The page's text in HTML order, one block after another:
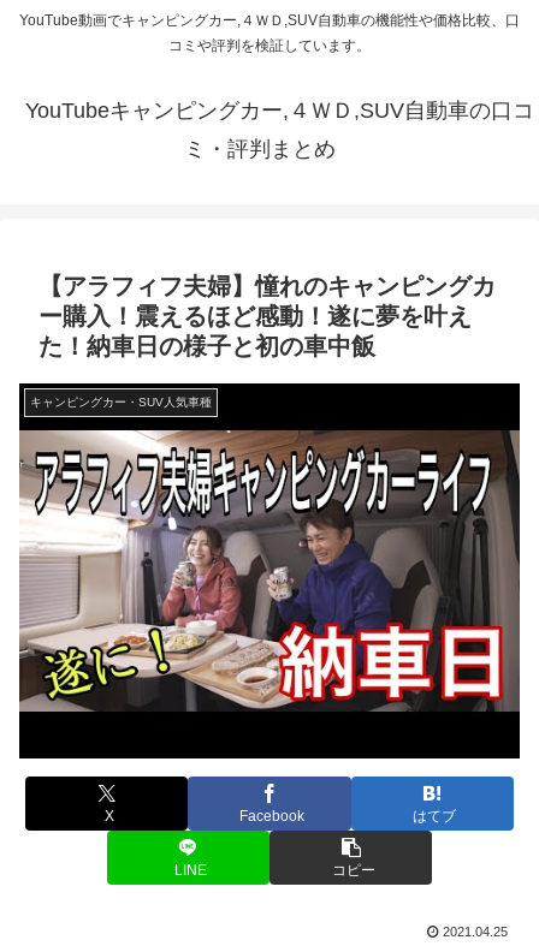
YouTube動画でキャンピングカー,４ＷＤ,SUV自動車の機能性や価格比較、口
コミや評判を検証しています。
YouTubeキャンピングカー,４ＷＤ,SUV自動車の口コ
ミ・評判まとめ
【アラフィフ夫婦】憧れのキャンピングカ
ー購入！震えるほど感動！遂に夢を叶え
た！納車日の様子と初の車中飯
キャンピングカー・SUV人気車種
X Facebook はてブ
LINE コピー
2021.04.25